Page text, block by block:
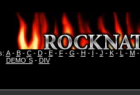
A- B- C- D- E- F- G - H - I - J - K- L - M-
DEMO´S- DIV